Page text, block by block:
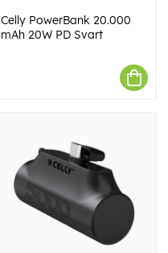
Celly PowerBank 20.000
mAh 20W PD Svart